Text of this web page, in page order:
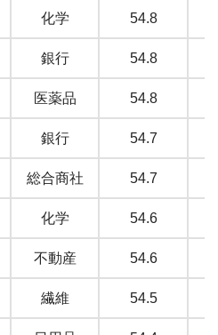
化学 54.8
銀行 54.8
医薬品 54.8
銀行 54.7
総合商社 54.7
化学 54.6
不動産 54.6
繊維 54.5